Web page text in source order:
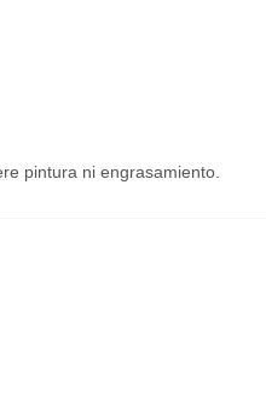
pintura ni engrasamiento.